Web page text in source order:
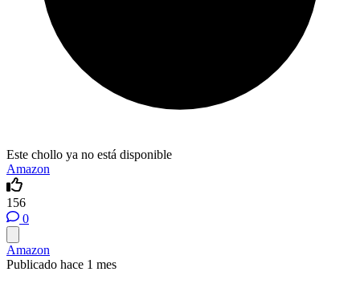
Este chollo ya no está disponible
Amazon
156
0
Amazon
Publicado hace 1 mes